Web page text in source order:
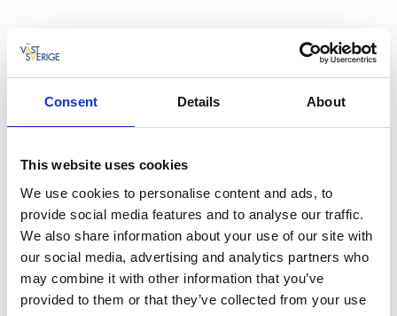
Consent Details About
This website uses cookies
We use cookies to personalise content and ads, to
provide social media features and to analyse our traffic.
We also share information about your use of our site with
our social media, advertising and analytics partners who
may combine it with other information that you’ve
provided to them or that they’ve collected from your use
Ladda hem presentation
Tillsammans med Almi Väst håller Turistrådet under
våren 2026 en utbilning (fördelad på två halvdagar),
inriktad lönsamhet för företagare i besöksnäringen –
med fokus på siffror, beslut och tillväxt. Anmäl dig